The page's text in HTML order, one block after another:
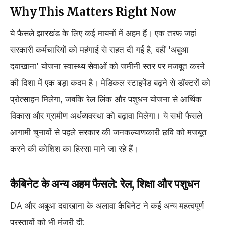
Why This Matters Right Now
ये फैसले झारखंड के लिए कई मायनों में अहम हैं। एक तरफ जहां
सरकारी कर्मचारियों को महंगाई से राहत दी गई है, वहीं 'अबुआ
दवाखाना' योजना स्वास्थ्य सेवाओं को जमीनी स्तर पर मजबूत करने
की दिशा में एक बड़ा कदम है। मेडिकल स्टाइपेंड बढ़ने से डॉक्टरों को
प्रोत्साहन मिलेगा, जबकि रेल लिंक और पशुधन योजना से आर्थिक
विकास और ग्रामीण अर्थव्यवस्था को बढ़ावा मिलेगा। ये सभी फैसले
आगामी चुनावों से पहले सरकार की जनकल्याणकारी छवि को मजबूत
करने की कोशिश का हिस्सा माने जा रहे हैं।
कैबिनेट के अन्य अहम फैसले: रेल, शिक्षा और पशुधन
DA और अबुआ दवाखाना के अलावा कैबिनेट ने कई अन्य महत्वपूर्ण
प्रस्तावों को भी मंजूरी दी: